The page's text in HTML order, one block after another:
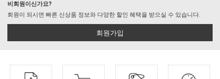
비회원이신가요?
회원이 되시면 빠른 신상품 정보와 다양한 할인 혜택을 받으실 수 있습니다.
회원가입